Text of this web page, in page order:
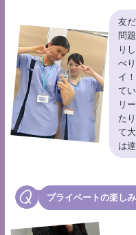
友
問
り
べ
イ
て
リ
た
て
は
プライベートの楽し